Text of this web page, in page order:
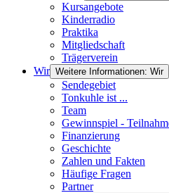
Kursangebote
Kinderradio
Praktika
Mitgliedschaft
Trägerverein
Wir Weitere Informationen: Wir
Sendegebiet
Tonkuhle ist ...
Team
Gewinnspiel -
Finanzierung
Geschichte
Zahlen und Fakten
Häufige Fragen
Partner